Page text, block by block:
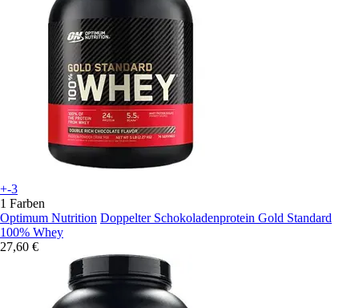
+-3
1 Farben
Optimum Nutrition Doppelter Schokoladenprotein Gold Standard
100% Whey
27,60 €